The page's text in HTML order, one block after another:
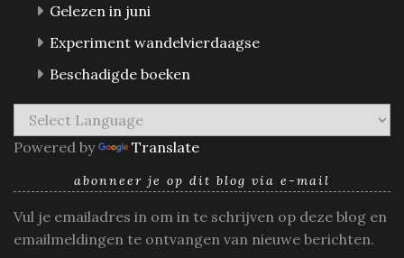
Gelezen in juni
Experiment wandelvierdaagse
Beschadigde boeken
Powered by Translate
abonneer je op dit blog via e-mail
Vul je emailadres in om in te schrijven op deze blog en
emailmeldingen te ontvangen van nieuwe berichten.